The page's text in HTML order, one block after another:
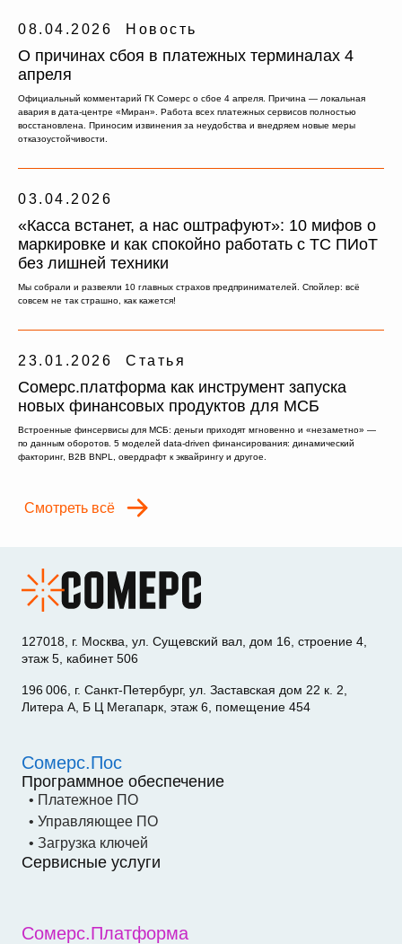
08.04.2026 Новость
О причинах сбоя в платежных терминалах 4
апреля
Официальный комментарий ГК Сомерс о сбое 4 апреля. Причина — локальная
авария в дата-центре «Миран». Работа всех платежных сервисов полностью
восстановлена. Приносим извинения за неудобства и внедряем новые меры
отказоустойчивости.
03.04.2026
«Касса встанет, а нас оштрафуют»: 10 мифов о
маркировке и как спокойно работать с ТС ПИоТ
без лишней техники
Мы собрали и развеяли 10 главных страхов предпринимателей. Спойлер: всё
совсем не так страшно, как кажется!
23.01.2026 Статья
Сомерс.платформа как инструмент запуска
новых финансовых продуктов для МСБ
Встроенные финсервисы для МСБ: деньги приходят мгновенно и «незаметно» —
по данным оборотов. 5 моделей data-driven финансирования: динамический
факторинг, B2B BNPL, овердрафт к эквайрингу и другое.
Смотреть всё
127018, г. Москва, ул. Сущевский вал, дом 16, строение 4,
этаж 5, кабинет 506
196 006, г. Санкт-Петербург, ул. Заставская дом 22 к. 2,
Литера А, Б Ц Мегапарк, этаж 6, помещение 454
Сомерс.Пос
Программное обеспечение
• Платежное ПО
• Управляющее ПО
• Загрузка ключей
Сервисные услуги
Сомерс.Платформа